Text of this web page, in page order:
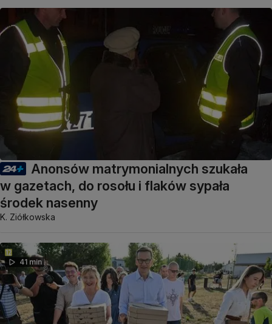
Anonsów matrymonialnych szukała
w gazetach, do rosołu i flaków sypała
środek nasenny
K. Ziółkowska
41 min